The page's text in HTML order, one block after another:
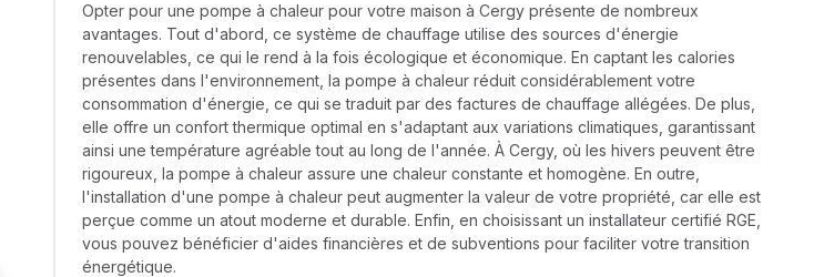
Opter pour une pompe à chaleur pour votre maison à Cergy présente de nombreux
avantages. Tout d'abord, ce système de chauffage utilise des sources d'énergie
renouvelables, ce qui le rend à la fois écologique et économique. En captant les calories
présentes dans l'environnement, la pompe à chaleur réduit considérablement votre
consommation d'énergie, ce qui se traduit par des factures de chauffage allégées. De plus,
elle offre un confort thermique optimal en s'adaptant aux variations climatiques, garantissant
ainsi une température agréable tout au long de l'année. À Cergy, où les hivers peuvent être
rigoureux, la pompe à chaleur assure une chaleur constante et homogène. En outre,
l'installation d'une pompe à chaleur peut augmenter la valeur de votre propriété, car elle est
perçue comme un atout moderne et durable. Enfin, en choisissant un installateur certifié RGE,
vous pouvez bénéficier d'aides financières et de subventions pour faciliter votre transition
énergétique.